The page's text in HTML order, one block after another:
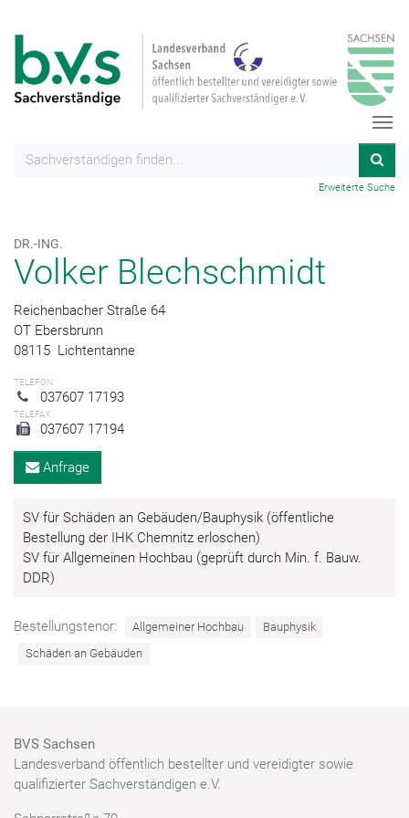
Erweiterte Suche
DR.-ING.
Volker Blechschmidt
Reichenbacher Straße 64
OT Ebersbrunn
08115 Lichtentanne
TELEFON:
037607 17193
TELEFAX:
037607 17194
Anfrage
SV für Schäden an Gebäuden/Bauphysik (öffentliche
Bestellung der IHK Chemnitz erloschen)
SV für Allgemeinen Hochbau (geprüft durch Min. f. Bauw.
DDR)
Bestellungstenor: Allgemeiner Hochbau
Bauphysik
Schäden an Gebäuden
BVS Sachsen
Landesverband öffentlich bestellter und vereidigter sowie
qualifizierter Sachverständigen e.V.